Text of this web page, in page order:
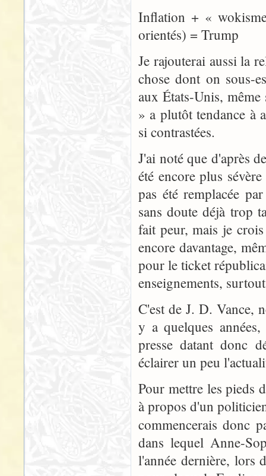
Inflation + «
orientés) = Trump
Je rajouterai aussi la
chose dont on sous-
aux États-Unis,
» a plutôt tendance à
si contrastées.
J'ai noté que d'après
été encore plus
pas été remplacée
sans doute déjà trop
fait peur, mais je
encore davantage,
pour le ticket
enseignements,
C'est de J. D. Vance,
y a quelques
presse datant donc
éclairer un peu
Pour mettre les pieds
à propos d'un
commencerais donc
dans lequel Anne-
l'année dernière, lors